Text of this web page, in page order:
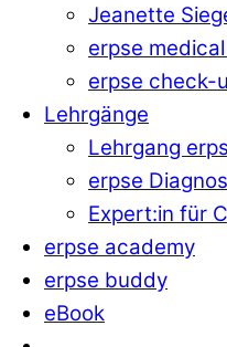
Jeanette
erpse
erpse check-
Lehrgänge
Lehrgang
erpse
Expert:in für
erpse academy
erpse buddy
eBook